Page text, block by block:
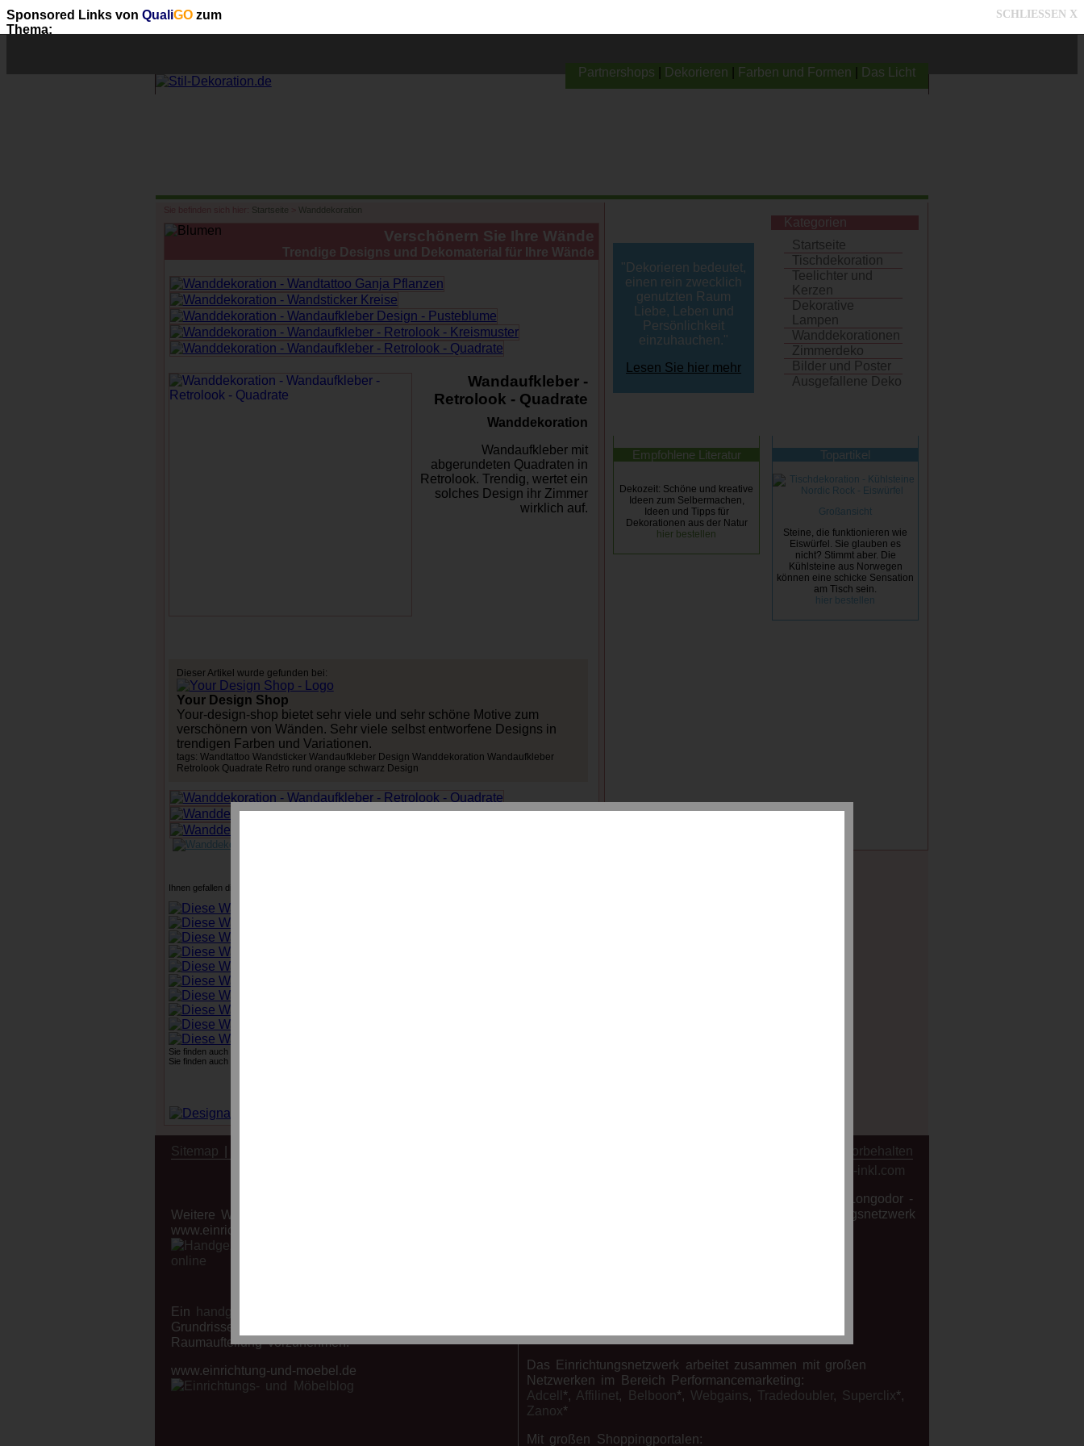
Partnershops Dekorieren Farben und Formen Das Licht
Kategorien
Startseite
Tischdekoration
Teelichter und
Kerzen
Dekorative
Lampen
Wanddekorationen
Zimmerdeko
Bilder und Poster
Ausgefallene Deko
"Dekorieren bedeutet,
einen rein zwecklich
genutzten Raum
Liebe, Leben und
Persönlichkeit
einzuhauchen."
Lesen Sie hier mehr
Empfohlene Literatur
Dekozeit: Schöne und kreative
Ideen zum Selbermachen,
Ideen und Tipps für
Dekorationen aus der Natur
hier bestellen
Topartikel
Großansicht
Steine, die funktionieren wie
Eiswürfel. Sie glauben es
nicht? Stimmt aber. Die
Kühlsteine aus Norwegen
können eine schicke Sensation
am Tisch sein.
hier bestellen
Sie befinden sich hier: Startseite Wanddekoration
Verschönern Sie Ihre Wände
Trendige Designs und Dekomaterial für Ihre Wände
Wandaufkleber -
Retrolook - Quadrate
Wanddekoration
Wandaufkleber mit
abgerundeten Quadraten in
Retrolook. Trendig, wertet ein
solches Design ihr Zimmer
wirklich auf.
Dieser Artikel wurde gefunden bei:
Your Design Shop
Your-design-shop bietet sehr viele und sehr schöne Motive zum
verschönern von Wänden. Sehr viele selbst entworfene Designs in
trendigen Farben und Variationen.
tags: Wandtattoo Wandsticker Wandaufkleber Design Wanddekoration Wandaufkleber
Retrolook Quadrate Retro rund orange schwarz Design
Ihnen gefallen diese Dekorationsartikel und wollen diese weiterempfehlen? Verlinken Sie die Seite auf:
Sie finden auch Zusammenstellungen mit Möbel auf der Partnerseite:
Sie finden auch Zusammenstellungen mit Heimtextilien auf der Partnerseite:
Sitemap |
stil-dekoration.de alle Rechte vorbehalten
Hosting by All-inkl.com
Weitere Websites aus dem Einrichtungsnetzwerk:
www.einrichtungsplaner-online.de
Ein handgezeichneter online-Einrichtungsplaner
Grundrisse möbliert werden können, um eine grobe
Raumaufteilung vorzunehmen.
www.einrichtung-und-moebel.de
Sergiu Longodor
Das Einrichtungsnetzwerk arbeitet zusammen mit großen
Netzwerken im Bereich Performancemarketing:
Adcell*, Affilinet, Belboon*, Webgains, Tradedoubler, Superclix*,
Zanox*
Mit großen Shoppingportalen:
Sponsored Links von QualiGO zum
Thema:
SCHLIESSEN X